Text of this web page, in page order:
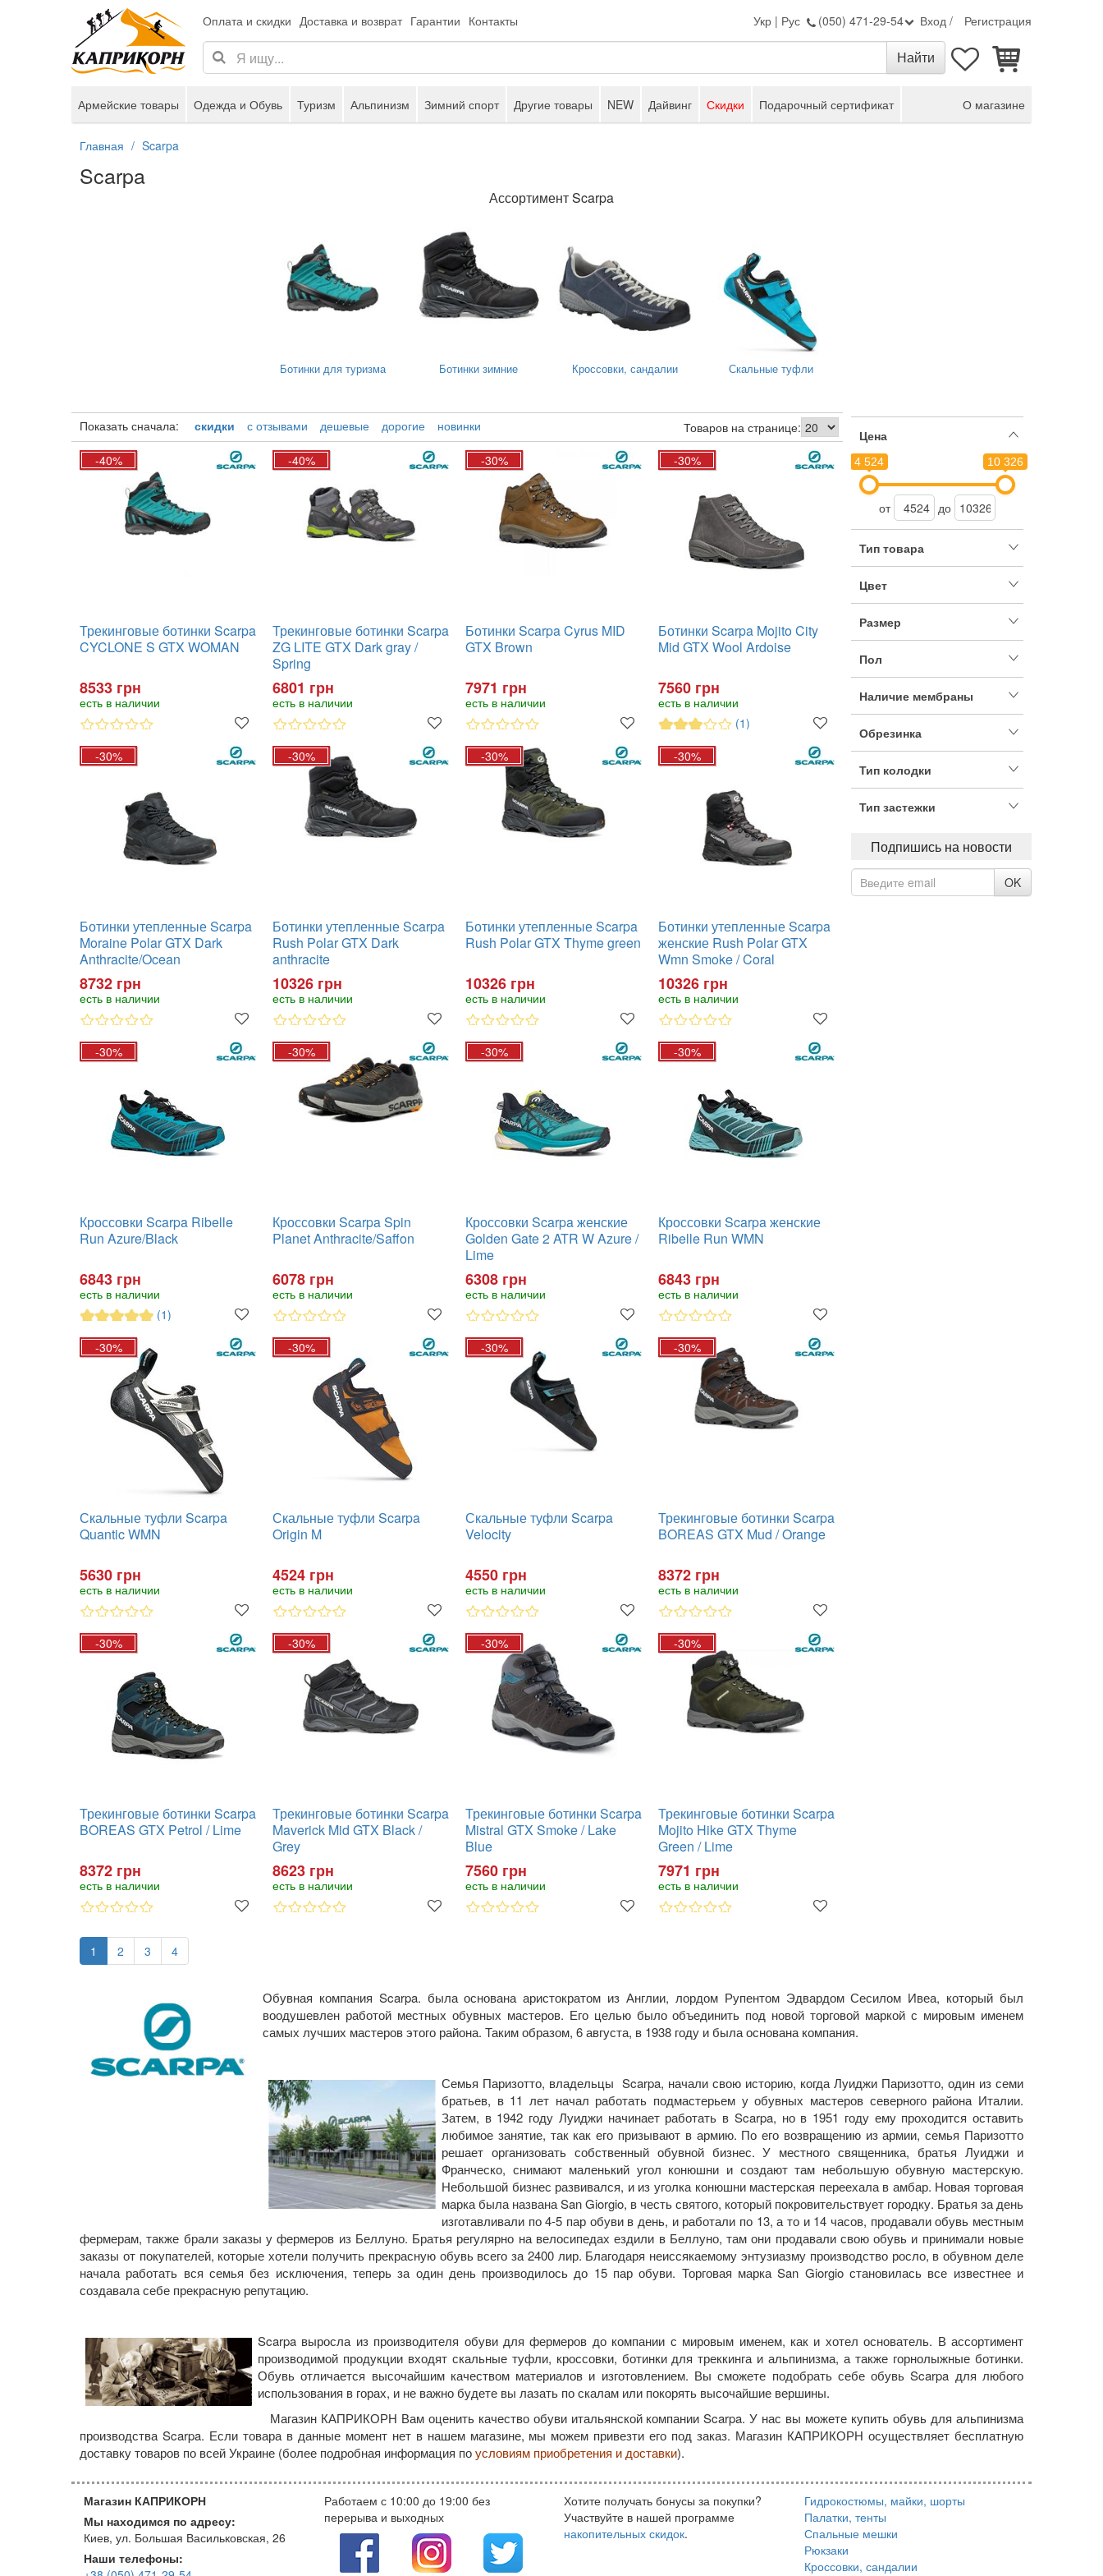
Оплата и скидки Доставка и возврат Гарантии Контакты Укр | Рус (050) 471-29-54 Вход / Регистрация
Армейские товары Одежда и Обувь Туризм Альпинизм Зимний спорт Другие товары NEW Дайвинг Скидки Подарочный сертификат О магазине
Главная Scarpa
Scarpa
Обувная компания Scarpa. была основана аристократом из Англии, лордом Рупентом Эдвардом Сесилом Ивеа, который был
воодушевлен работой местных обувных мастеров. Его целью было объединить под новой торговой маркой с мировым именем
самых лучших мастеров этого района. Таким образом, 6 августа, в 1938 году и была основана компания.
Семья Паризотто, владельцы Scarpa, начали свою историю, когда Луиджи Паризотто, один из семи
братьев, в 11 лет начал работать подмастерьем у обувных мастеров северного района Италии.
Затем, в 1942 году Луиджи начинает работать в Scarpa, но в 1951 году ему проходится оставить
любимое занятие, так как его призывают в армию. По его возвращению из армии, семья Паризотто
решает организовать собственный обувной бизнес. У местного священника, братья Луиджи и
Франческо, снимают маленький угол конюшни и создают там небольшую обувную мастерскую.
Небольшой бизнес развивался, и из уголка конюшни мастерская переехала в амбар. Новая торговая
марка была названа San Giorgio, в честь святого, который покровительствует городку. Братья за день
изготавливали по 4-5 пар обуви в день, и работали по 13, а то и 14 часов, продавали обувь местным
фермерам, также брали заказы у фермеров из Беллуно. Братья регулярно на велосипедах ездили в Беллуно, там они продавали свою обувь и принимали новые
заказы от покупателей, которые хотели получить прекрасную обувь всего за 2400 лир. Благодаря неиссякаемому энтузиазму производство росло, в обувном деле
начала работать вся семья без исключения, теперь за один день производилось до 15 пар обуви. Торговая марка San Giorgio становилась все известнее и
создавала себе прекрасную репутацию.
Scarpa выросла из производителя обуви для фермеров до компании с мировым именем, как и хотел основатель. В ассортимент
производимой продукции входят скальные туфли, кроссовки, ботинки для треккинга и альпинизма, а также горнолыжные ботинки.
Обувь отличается высочайшим качеством материалов и изготовлением. Вы сможете подобрать себе обувь Scarpa для любого
использования в горах, и не важно будете вы лазать по скалам или покорять высочайшие вершины.
Магазин КАПРИКОРН Вам оценить качество обуви итальянской компании Scarpa. У нас вы можете купить обувь для альпинизма
производства Scarpa. Если товара в данные момент нет в нашем магазине, мы можем привезти его под заказ. Магазин КАПРИКОРН осуществляет бесплатную
доставку товаров по всей Украине (более подробная информация поусловиям приобретения и доставки).
Ассортимент Scarpa
Ботинки для туризма Ботинки зимние Кроссовки, сандалии Скальные туфли
Показать сначала: скидки с отзывами дешевые дорогие новинки
Товаров на странице:
-40%
Трекинговые ботинки Scarpa
CYCLONE S GTX WOMAN
8533 грн
есть в наличии
-40%
Трекинговые ботинки Scarpa
ZG LITE GTX Dark gray /
Spring
6801 грн
есть в наличии
-30%
Ботинки Scarpa Cyrus MID
GTX Brown
7971 грн
есть в наличии
-30%
Ботинки Scarpa Mojito City
Mid GTX Wool Ardoise
7560 грн
есть в наличии
(1)
-30%
Ботинки утепленные Scarpa
Moraine Polar GTX Dark
Anthracite/Ocean
8732 грн
есть в наличии
-30%
Ботинки утепленные Scarpa
Rush Polar GTX Dark
anthracite
10326 грн
есть в наличии
-30%
Ботинки утепленные Scarpa
Rush Polar GTX Thyme green
10326 грн
есть в наличии
-30%
Ботинки утепленные Scarpa
женские Rush Polar GTX
Wmn Smoke / Coral
10326 грн
есть в наличии
-30%
Кроссовки Scarpa Ribelle
Run Azure/Black
6843 грн
есть в наличии
(1)
-30%
Кроссовки Scarpa Spin
Planet Anthracite/Saffon
6078 грн
есть в наличии
-30%
Кроссовки Scarpa женские
Golden Gate 2 ATR W Azure /
Lime
6308 грн
есть в наличии
-30%
Кроссовки Scarpa женские
Ribelle Run WMN
6843 грн
есть в наличии
-30%
Скальные туфли Scarpa
Quantic WMN
5630 грн
есть в наличии
-30%
Скальные туфли Scarpa
Origin M
4524 грн
есть в наличии
-30%
Скальные туфли Scarpa
Velocity
4550 грн
есть в наличии
-30%
Трекинговые ботинки Scarpa
BOREAS GTX Mud / Orange
8372 грн
есть в наличии
-30%
Трекинговые ботинки Scarpa
BOREAS GTX Petrol / Lime
8372 грн
есть в наличии
-30%
Трекинговые ботинки Scarpa
Maverick Mid GTX Black /
Grey
8623 грн
есть в наличии
-30%
Трекинговые ботинки Scarpa
Mistral GTX Smoke / Lake
Blue
7560 грн
есть в наличии
-30%
Трекинговые ботинки Scarpa
Mojito Hike GTX Thyme
Green / Lime
7971 грн
есть в наличии
1 2 3 4
Цена
4 524 10 326
от до
Тип товара
Цвет
Размер
Пол
Наличие мембраны
Обрезинка
Тип колодки
Тип застежки
Подпишись на новости
OK
Магазин КАПРИКОРН
Мы находимся по адресу:
Киев, ул. Большая Васильковская, 26
Наши телефоны:
Работаем с 10:00 до 19:00 без
перерыва и выходных
Хотите получать бонусы за покупки?
Участвуйте в нашей программе
накопительных скидок.
Гидрокостюмы, майки, шорты
Палатки, тенты
Спальные мешки
Рюкзаки
Кроссовки, сандалии